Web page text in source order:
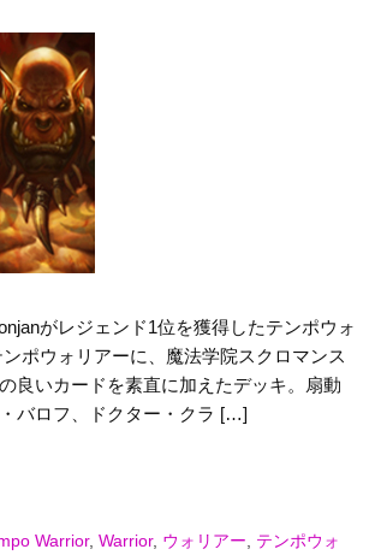
がレジェンド1位を獲得したテンポウォ
ポウォリアーに、魔法学院スクロマンス
良いカードを素直に加えたデッキ。扇動
バロフ、ドクター・クラ […]
Warrior,Warrior, ウォリアー, テンポウォ